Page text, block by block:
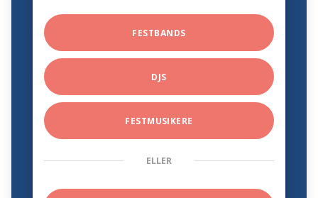
FESTBANDS
DJS
FESTMUSIKERE
ELLER